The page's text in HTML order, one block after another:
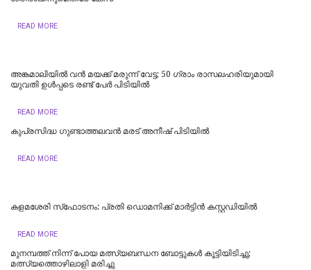
READ MORE
അങ്കമാലിയിൽ വൻ മയക്ക് മരുന്ന് വേട്ട; 50 ഗ്രാം രാസലഹരിയുമായി
യുവതി ഉൾപ്പടെ രണ്ട് പേർ പിടിയിൽ
READ MORE
കുപ്രസിദ്ധ ഗുണ്ടാത്തലവൻ മരട് അനീഷ് പിടിയില്‍
READ MORE
കളമശേരി സ്‌ഫോടനം: പ്രതി ഡൊമനിക്ക് മാര്‍ട്ടിന്‍ കസ്റ്റഡിയില്‍
READ MORE
മുനമ്പത്ത് നിന്ന് പോയ മത്സ്യബന്ധന ബോട്ടുകൾ കൂട്ടിയിടിച്ചു;
മത്സ്യത്തൊഴിലാളി മരിച്ചു